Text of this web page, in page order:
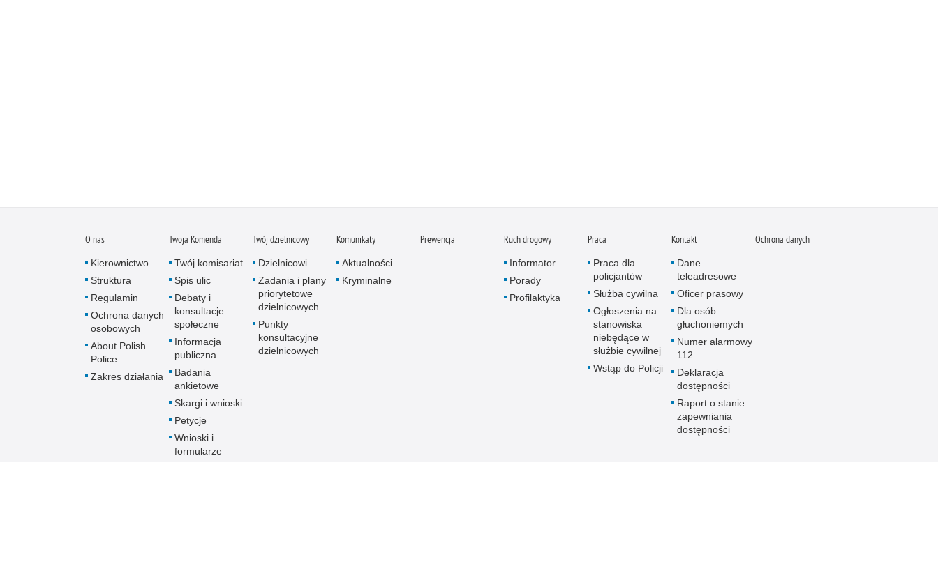
O nas
Kierownictwo
Struktura
Regulamin
Ochrona danych
osobowych
About Polish
Police
Zakres działania
Twoja Komenda
Twój komisariat
Spis ulic
Debaty i
konsultacje
społeczne
Informacja
publiczna
Badania
ankietowe
Skargi i wnioski
Petycje
Wnioski i
formularze
Twój dzielnicowy
Dzielnicowi
Zadania i plany
priorytetowe
dzielnicowych
Punkty
konsultacyjne
dzielnicowych
Komunikaty
Aktualności
Kryminalne
Prewencja Ruch drogowy
Informator
Porady
Profilaktyka
Praca
Praca dla
policjantów
Służba cywilna
Ogłoszenia na
stanowiska
niebędące w
służbie cywilnej
Wstąp do Policji
Kontakt
Dane
teleadresowe
Oficer prasowy
Dla osób
głuchoniemych
Numer alarmowy
112
Deklaracja
dostępności
Raport o stanie
zapewniania
dostępności
Ochrona danych